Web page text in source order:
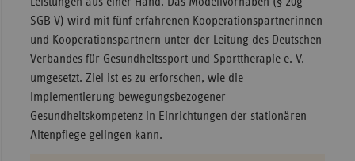
SGB V) wird mit fünf erfahrenen Kooperationspartnerinnen
und Kooperationspartnern unter der Leitung des Deutschen
Verbandes für Gesundheitssport und Sporttherapie e. V.
umgesetzt. Ziel ist es zu erforschen, wie die
Implementierung bewegungsbezogener
Gesundheitskompetenz in Einrichtungen der stationären
Altenpflege gelingen kann.